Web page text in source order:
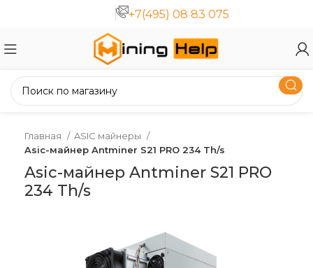
+7(495) 08 83 075
Главная
ASIC майнеры
Asic-майнер Antminer S21 PRO 234 Th/s
Asic-майнер Antminer S21 PRO
234 Th/s